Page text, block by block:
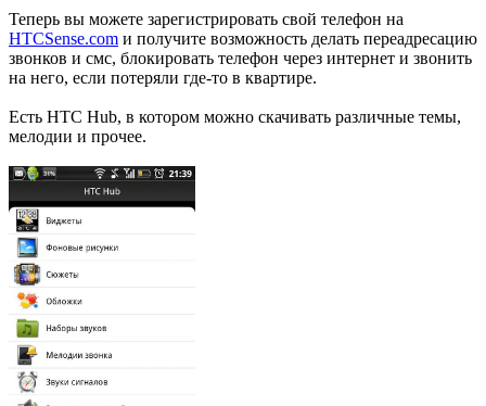
Теперь вы можете зарегистрировать свой телефон на
HTCSense.com и получите возможность делать переадресацию
звонков и смс, блокировать телефон через интернет и звонить
на него, если потеряли где-то в квартире.
Есть HTC Hub, в котором можно скачивать различные темы,
мелодии и прочее.